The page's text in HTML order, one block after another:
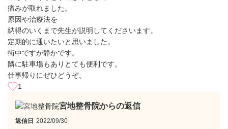
痛みが取れました。
原因や治療法を
納得のいくまで先生が説明してくださいます。
定期的に通いたいと思いました。
街中ですが静かです。
隣に駐車場もありとても便利です。
仕事帰りにぜひどうぞ。
1
宮地整骨院からの返信
返信日 2022/09/30